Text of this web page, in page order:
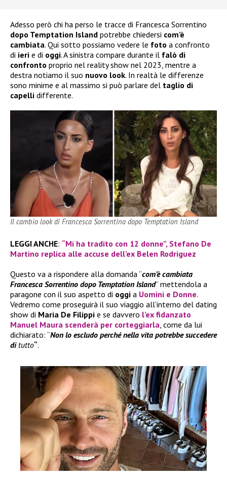
Adesso però chi ha perso le tracce di Francesca Sorrentino
dopo Temptation Island potrebbe chiedersi com’è
cambiata. Qui sotto possiamo vedere le foto a confronto
di ieri e di oggi. A sinistra compare durante il falò di
confronto proprio nel reality show nel 2023, mentre a
destra notiamo il suo nuovo look. In realtà le differenze
sono minime e al massimo si può parlare del taglio di
capelli differente.
Il cambio look di Francesca Sorrentino dopo Temptation Island
LEGGI ANCHE: “Mi ha tradito con 12 donne”, Stefano De
Martino replica alle accuse dell’ex Belen Rodriguez
Questo va a rispondere alla domanda “com’è cambiata
Francesca Sorrentino dopo Temptation Island” mettendola a
paragone con il suo aspetto di oggi a Uomini e Donne.
Vedremo come proseguirà il suo viaggio all’interno del dating
show di Maria De Filippi e se davvero l’ex fidanzato
Manuel Maura scenderà per corteggiarla, come da lui
dichiarato: “Non lo escludo perché nella vita potrebbe succedere
di tutto“.